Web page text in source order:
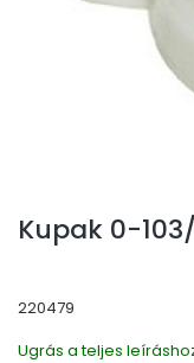
Kupak 0-
220479
Ugrás a teljes